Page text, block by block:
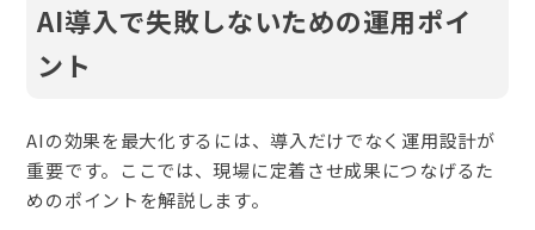
AI導入で失敗しないための運用ポイ
ント
AIの効果を最大化するには、導入だけでなく運用設計が
重要です。ここでは、現場に定着させ成果につなげるた
めのポイントを解説します。